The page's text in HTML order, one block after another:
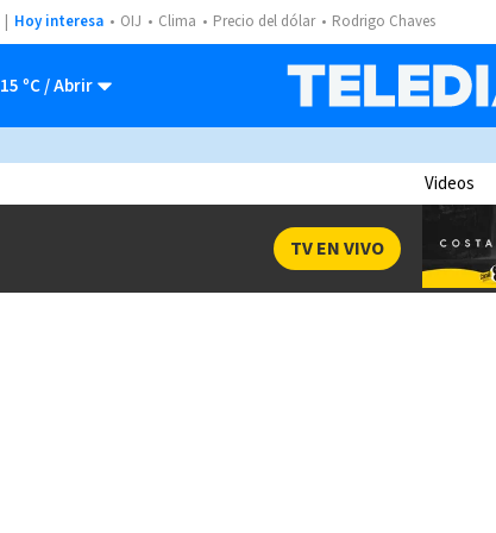
Hoy interesa OIJ Clima Precio del dólar Rodrigo Chaves
15 ºC
Videos
TV EN VIVO